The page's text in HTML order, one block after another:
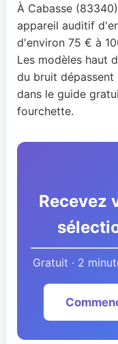
À Cabasse
appareil auditif
d'environ 75 € à
Les modèles haut
du bruit
dans le guide
fourchette.
Recevez
Gratuit · 2